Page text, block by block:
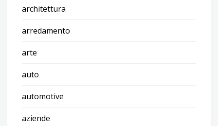
architettura
arredamento
arte
auto
automotive
aziende